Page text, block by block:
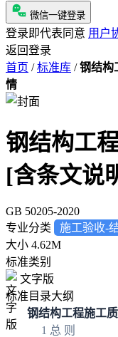
微信一键登录
登录即代表同意 用户
返回登录
首页 / 标准库 / 钢结构
情
钢结构工
[含条文说
GB 50205-2020
专业分类
施工验收-
大小 4.62M
标准类别
文字版
标准目录大纲
钢结构工程施工
1 总 则